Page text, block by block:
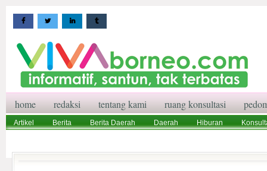
home redaksi tentang kami ruang konsultasi
Artikel Berita Berita Daerah Daerah Hiburan